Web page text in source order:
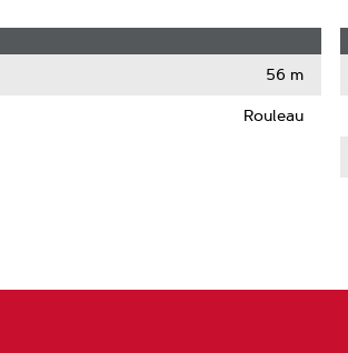
56 m
Rouleau